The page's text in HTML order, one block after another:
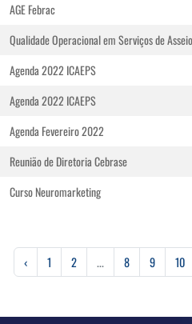
AGE Febrac
Qualidade Operacional em Serviços de
Agenda 2022 ICAEPS
Agenda 2022 ICAEPS
Agenda Fevereiro 2022
Reunião de Diretoria Cebrase
Curso Neuromarketing
‹ 1 2 ... 8 9 10